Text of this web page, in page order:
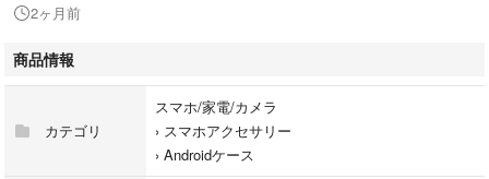
☆★対応機種★☆
（オッポ)
CPH2557 (楽天モバイル)
A303OP (ymobile)
2ヶ月前
商品情報
カテゴリ
スマホ/家電/カメラ
› スマホアクセサリー
› Androidケース